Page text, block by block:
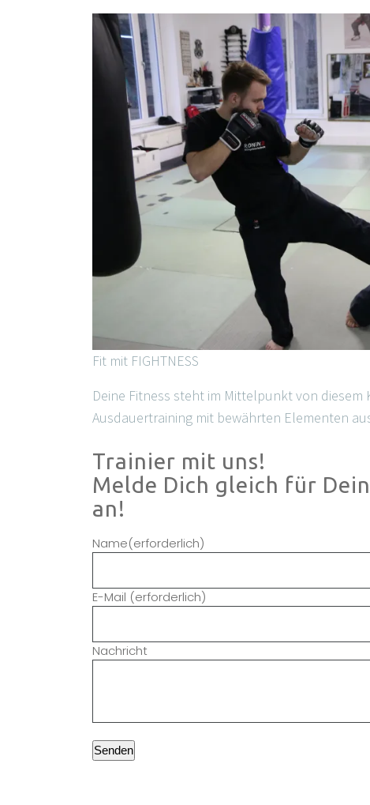
Fit mit FIGHTNESS
Deine Fitness steht im Mittelpunkt von
Ausdauertraining mit bewährten Elementen
Trainier mit uns!
Melde Dich gleich für
an!
Name(erforderlich)
E-Mail (erforderlich)
Nachricht
Senden